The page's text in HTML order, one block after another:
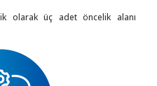
olarak üç adet öncelik alanı